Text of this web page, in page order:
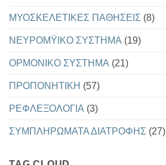
ΜΥΟΣΚΕΛΕΤΙΚΕΣ ΠΑΘΗΣΕΙΣ (8)
ΝΕΥΡΟΜΫΙΚΟ ΣΥΣΤΗΜΑ (19)
ΟΡΜΟΝΙΚΟ ΣΥΣΤΗΜΑ (21)
ΠΡΟΠΟΝΗΤΙΚΗ (57)
ΡΕΦΛΕΞΟΛΟΓΙΑ (3)
ΣΥΜΠΛΗΡΩΜΑΤΑ ΔΙΑΤΡΟΦΗΣ (27)